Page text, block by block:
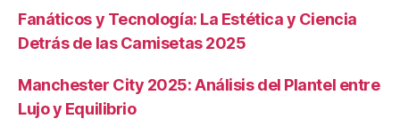
Fanáticos y Tecnología: La Estética y Ciencia
Detrás de las Camisetas 2025
Manchester City 2025: Análisis del Plantel entre
Lujo y Equilibrio